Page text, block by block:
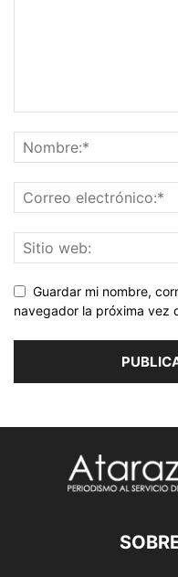
Guardar mi nombre,
navegador la próxima vez